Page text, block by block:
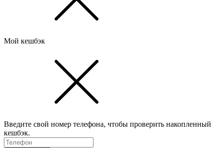
Мой кешбэк
Введите свой номер телефона, чтобы проверить накопленный
кешбэк.